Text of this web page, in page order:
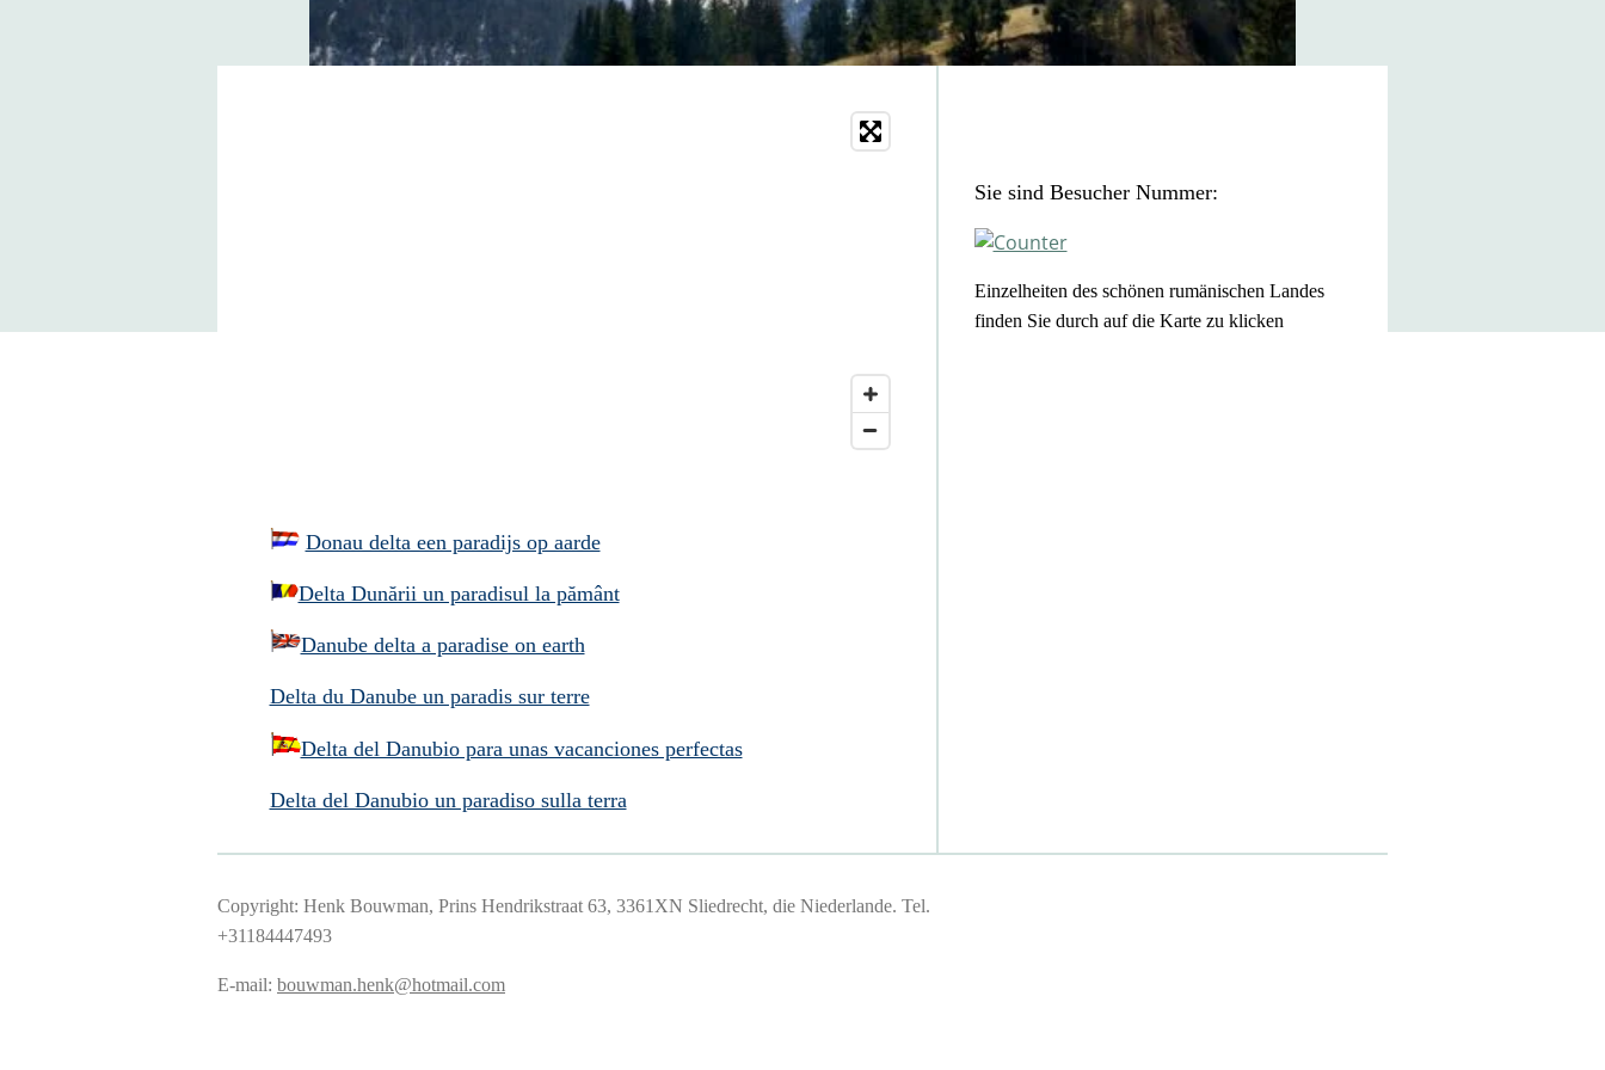
Donau delta een paradijs op aarde
Delta Dunării un paradisul la pământ
Danube delta a paradise on earth
Delta du Danube un paradis sur terre
Delta del Danubio para unas vacanciones perfectas
Delta del Danubio un paradiso sulla terra
Sie sind Besucher Nummer:
Einzelheiten des schönen rumänischen Landes
finden Sie durch auf die Karte zu klicken
Copyright: Henk Bouwman, Prins Hendrikstraat 63, 3361XN Sliedrecht, die Niederlande. Tel.
+31184447493
E-mail: bouwman.henk@hotmail.com